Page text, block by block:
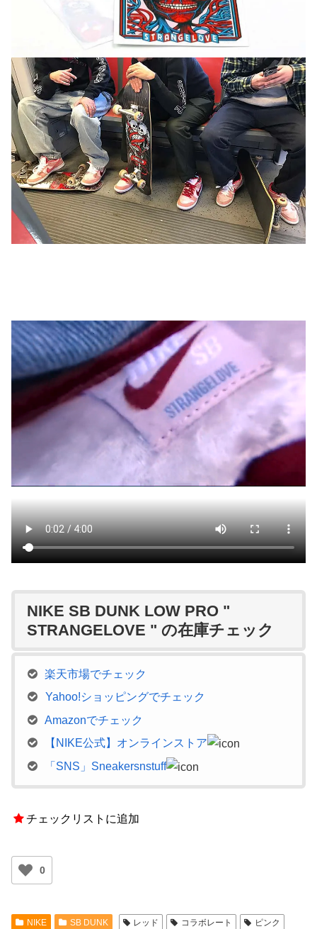
NIKE SB DUNK LOW PRO "
STRANGELOVE " の在庫チェック
楽天市場でチェック
Yahoo!ショッピングでチェック
Amazonでチェック
【NIKE公式】オンラインストア
「SNS」Sneakersnstuff
チェックリストに追加
0
NIKE SB DUNK レッド コラボレート
ピンク